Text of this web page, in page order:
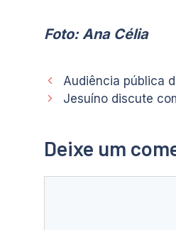
Foto: Ana Célia
Audiência pública
Jesuíno discute
Deixe um